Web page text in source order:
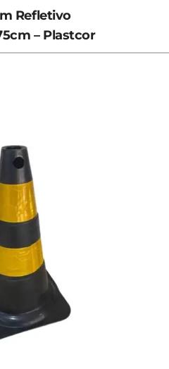
Refletivo
– Plastcor